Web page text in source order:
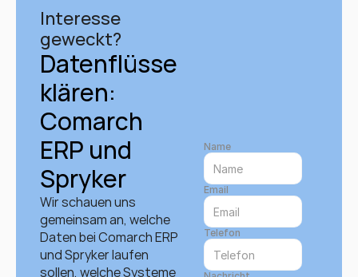
Interesse
geweckt?
Datenflüsse
klären:
Comarch
ERP und
Spryker
Wir schauen uns
gemeinsam an, welche
Daten bei Comarch ERP
und Spryker laufen
sollen, welche Systeme
Name
Email
Telefon